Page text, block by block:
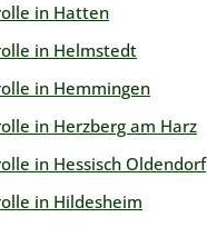
in Hatten
in Helmstedt
in Hemmingen
in Herzberg am Harz
in Hessisch Oldendorf
in Hildesheim